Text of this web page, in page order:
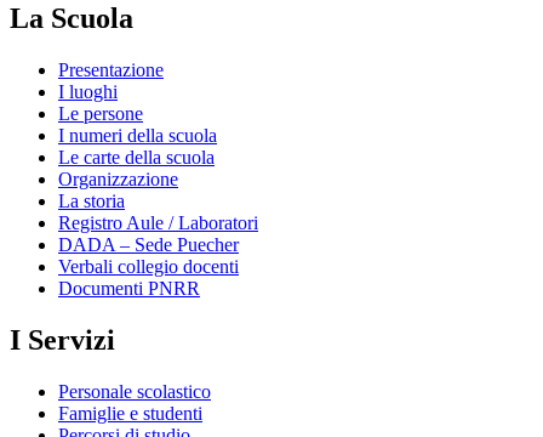
La Scuola
Presentazione
I luoghi
Le persone
I numeri della scuola
Le carte della scuola
Organizzazione
La storia
Registro Aule / Laboratori
DADA – Sede Puecher
Verbali collegio docenti
Documenti PNRR
I Servizi
Personale scolastico
Famiglie e studenti